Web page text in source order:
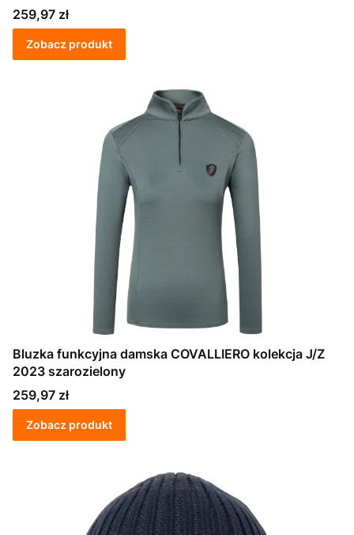
Cena
259,97 zł
Zobacz produkt
Bluzka funkcyjna damska COVALLIERO kolekcja J/Z
2023 szarozielony
Cena
259,97 zł
Zobacz produkt